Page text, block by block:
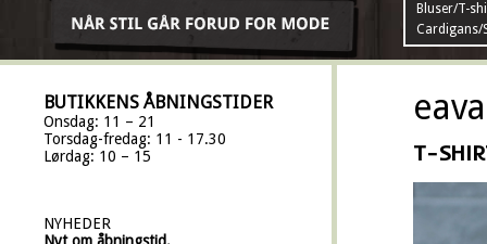
Bluser/T-
Cardigans/
BUTIKKENS ÅBNINGSTIDER
Onsdag: 11 – 21
Torsdag-fredag: 11 - 17.30
Lørdag: 10 – 15
NYHEDER
T-